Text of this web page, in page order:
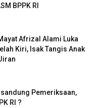
BPPK RI
Afrizal Alami Luka
Kiri, Isak Tangis Anak
Pemeriksaan,
RI ?